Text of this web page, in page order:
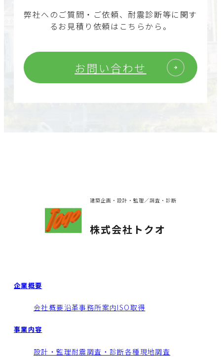
弊社へのご質問・ご依頼、耐震診断等に関す
るお見積り依頼はこちらから。
お問い合わせ
建築企画・設計・監理／調査・診断
株式会社トクオ
企業概要
会社概要沿革事務所案内ISO取得
事業内容
設計・監理耐震調査・診断各種現地調査